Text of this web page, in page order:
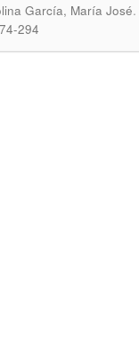
García, María José.
294